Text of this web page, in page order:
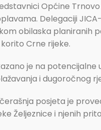
Općine
Delegaciji
obilaska planiranih
Crne rijeke.
je na
i dugoročnog
posjeta je
Željeznice i njenih